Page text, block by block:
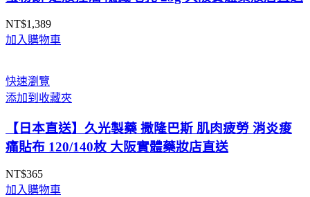
NT$1,389
加入購物車
快速瀏覽
添加到收藏夾
【日本直送】久光製藥 撒隆巴斯 肌肉疲勞 消炎痠
痛貼布 120/140枚 大阪實體藥妝店直送
NT$365
加入購物車